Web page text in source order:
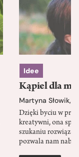
Idee
Kąpiel dla
Martyna Słowik,
Dzięki byciu w
kreatywni, ona
szukaniu
pozwala nam